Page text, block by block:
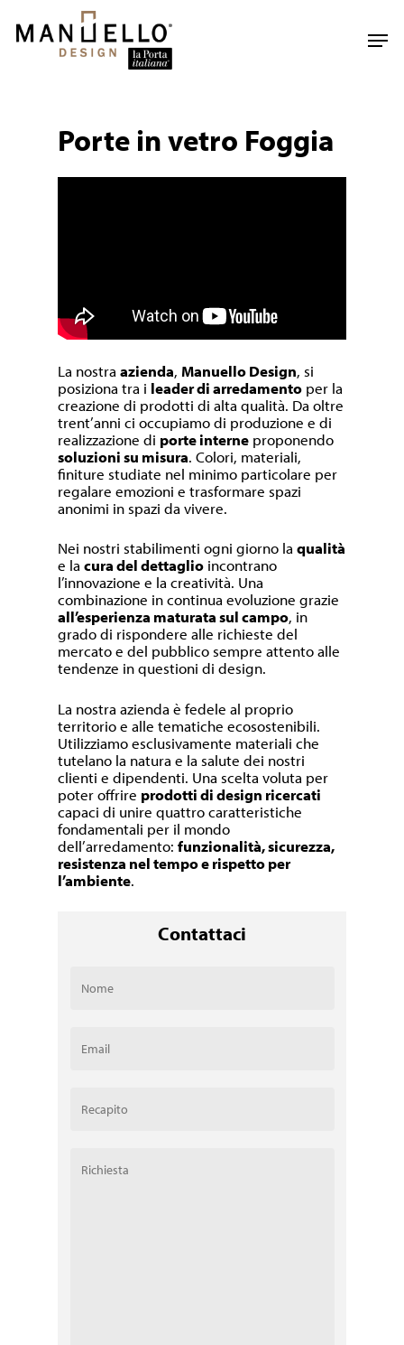
main
Porte in vetro Foggia
La nostraazienda, Manuello Design, si
posiziona tra i leader di arredamento per la
creazione di prodotti di alta qualità. Da oltre
trent’anni ci occupiamo di produzione e di
realizzazione di porte interne proponendo
soluzioni su misura. Colori, materiali,
finiture studiate nel minimo particolare per
regalare emozioni e trasformare spazi
anonimi in spazi da vivere.
Nei nostri stabilimenti ogni giorno laqualità
e lacura del dettaglio incontrano
l’innovazione e la creatività. Una
combinazione in continua evoluzione grazie
all’esperienza maturata sul campo, in
grado di rispondere alle richieste del
mercato e del pubblico sempre attento alle
tendenze in questioni di design.
La nostra azienda è fedele al proprio
territorio e alle tematiche ecosostenibili.
Utilizziamo esclusivamente materiali che
tutelano la natura e la salute dei nostri
clienti e dipendenti. Una scelta voluta per
poter offrire prodotti di design ricercati
capaci di unire quattro caratteristiche
fondamentali per il mondo
dell’arredamento:funzionalità, sicurezza,
resistenza nel tempo e rispetto per
l’ambiente.
Contattaci